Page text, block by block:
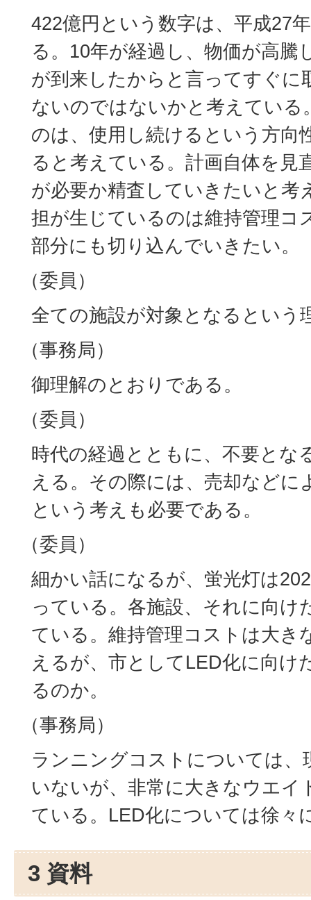
422億円という数字は、平成27
る。10年が経過し、物価が高騰
が到来したからと言ってすぐに
ないのではないかと考えている
のは、使用し続けるという方向
ると考えている。計画自体を見
が必要か精査していきたいと考
担が生じているのは維持管理コ
部分にも切り込んでいきたい。
（委員）
全ての施設が対象となるという
（事務局）
御理解のとおりである。
（委員）
時代の経過とともに、不要とな
える。その際には、売却などに
という考えも必要である。
（委員）
細かい話になるが、蛍光灯は
っている。各施設、それに向け
ている。維持管理コストは大き
えるが、市としてLED化に向け
るのか。
（事務局）
ランニングコストについては、
いないが、非常に大きなウエイ
ている。LED化については徐々
3 資料